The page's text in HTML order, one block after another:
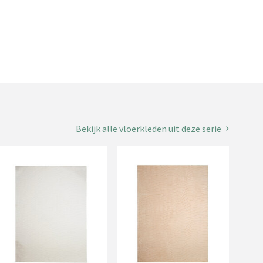
Bekijk alle vloerkleden uit deze serie